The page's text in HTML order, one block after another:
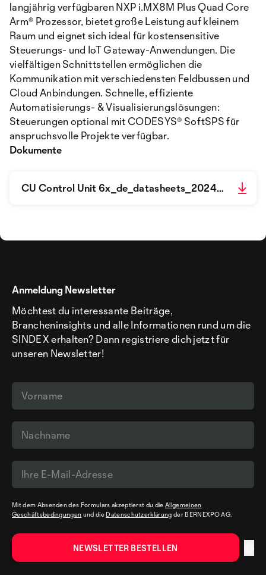
langjährig verfügbaren NXP i.MX8M Plus Quad Core
Arm® Prozessor, bietet große Leistung auf kleinem
Raum und eignet sich ideal für kostensensitive
Steuerungs- und IoT Gateway-Anwendungen. Die
vielfältigen Schnittstellen ermöglichen die
Kommunikation mit verschiedensten Feldbussen und
Cloud Anbindungen. Schnelle, effiziente
Automatisierungs- & Visualisierungslösungen:
Steuerungen optional mit CODESYS® SoftSPS für
anspruchsvolle Projekte verfügbar.
Dokumente
CU Control Unit 6x_de_datasheets_2024-10-28.pdf
Anmeldung Newsletter
Möchtest du interessante Beiträge,
Brancheninsights und alle Informationen rund um die
SINDEX erhalten? Dann registriere dich jetzt für
unseren Newsletter!
Mit dem Absenden des Formulars akzeptierst du dieAllgemeinen
Geschäftsbedingungen und die Datenschutzerklärung der BERNEXPO AG.